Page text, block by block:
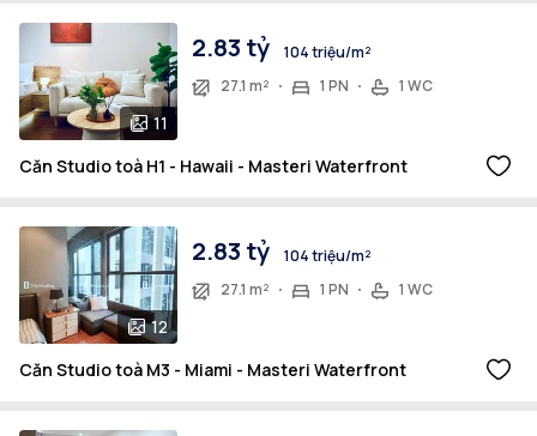
11
2.83 tỷ
104 triệu/m²
27.1 m²
1 PN 1 WC
Căn Studio toà H1 - Hawaii - Masteri Waterfront
12
2.83 tỷ
104 triệu/m²
27.1 m²
1 PN 1 WC
Căn Studio toà M3 - Miami - Masteri Waterfront